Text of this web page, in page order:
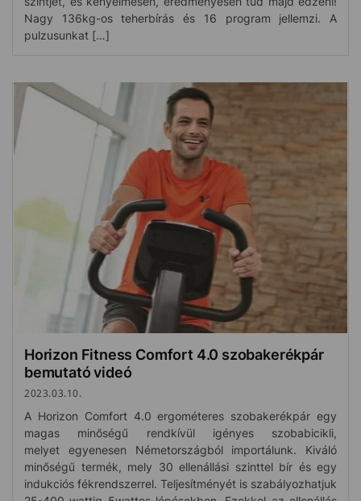
Nagy 136kg-os teherbírás és 16 program jellemzi. A
pulzusunkat […]
Horizon Fitness Comfort 4.0 szobakerékpár
bemutató videó
2023.03.10.
A Horizon Comfort 4.0 ergométeres szobakerékpár egy
magas minőségű rendkívül igényes szobabicikli,
melyet egyenesen Németországból importálunk. Kiváló
minőségű termék, mely 30 ellenállási szinttel bír és egy
indukciós fékrendszerrel. Teljesítményét is szabályozhatjuk